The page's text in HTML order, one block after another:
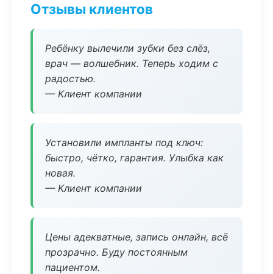
Отзывы клиентов
Ребёнку вылечили зубки без слёз,
врач — волшебник. Теперь ходим с
радостью.
— Клиент компании
Установили импланты под ключ:
быстро, чётко, гарантия. Улыбка как
новая.
— Клиент компании
Цены адекватные, запись онлайн, всё
прозрачно. Буду постоянным
пациентом.